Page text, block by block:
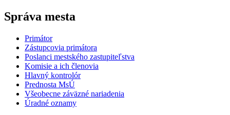
Správa mesta
Primátor
Zástupcovia primátora
Poslanci mestského zastupiteľstva
Komisie a ich členovia
Hlavný kontrolór
Prednosta MsÚ
Všeobecne záväzné nariadenia
Úradné oznamy